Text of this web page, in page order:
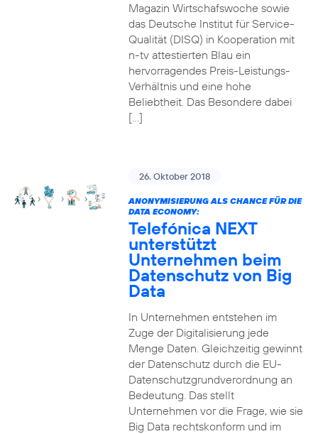
Magazin Wirtschafswoche sowie
das Deutsche Institut für Service-
Qualität (DISQ) in Kooperation mit
n-tv attestierten Blau ein
hervorragendes Preis-Leistungs-
Verhältnis und eine hohe
Beliebtheit. Das Besondere dabei
[…]
26. Oktober 2018
ANONYMISIERUNG ALS CHANCE FÜR DIE
DATA ECONOMY:
Telefónica NEXT
unterstützt
Unternehmen beim
Datenschutz von Big
Data
In Unternehmen entstehen im
Zuge der Digitalisierung jede
Menge Daten. Gleichzeitig gewinnt
der Datenschutz durch die EU-
Datenschutzgrundverordnung an
Bedeutung. Das stellt
Unternehmen vor die Frage, wie sie
Big Data rechtskonform und im